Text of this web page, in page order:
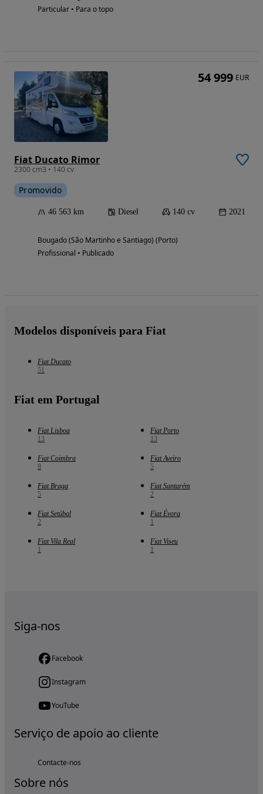
Particular • Para o topo
Fiat Ducato Rimor
2300 cm3 • 140 cv
Promovido
46 563 km Diesel 140 cv 2021
Bougado (São Martinho e Santiago) (Porto)
Profissional • Publicado
54 999 EUR
Modelos disponíveis para Fiat
Fiat Ducato
51
Fiat em Portugal
Fiat Lisboa
13
Fiat Porto
13
Fiat Coimbra
8
Fiat Aveiro
5
Fiat Braga
5
Fiat Santarém
2
Fiat Setúbal
2
Fiat Évora
1
Fiat Vila Real
1
Fiat Viseu
1
Siga-nos
Facebook
Instagram
YouTube
Serviço de apoio ao cliente
Contacte-nos
Sobre nós